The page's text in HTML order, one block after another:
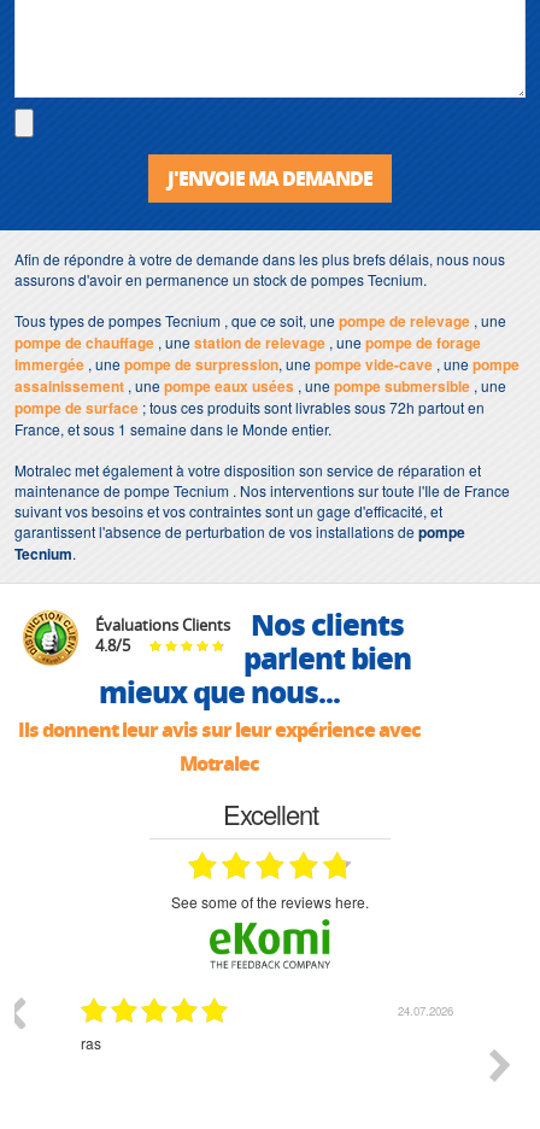
J'ENVOIE MA DEMANDE
Afin de répondre à votre de demande dans les plus brefs délais, nous nous
assurons d'avoir en permanence un stock de pompes Tecnium.
Tous types de pompes Tecnium , que ce soit, unepompe de relevage , une
pompe de chauffage , unestation de relevage , unepompe de forage
immergée , unepompe de surpression, unepompe vide-cave , unepompe
assainissement , unepompe eaux usées , unepompe submersible , une
pompe de surface ; tous ces produits sont livrables sous 72h partout en
France, et sous 1 semaine dans le Monde entier.
Motralec met également à votre disposition son service de réparation et
maintenance de pompe Tecnium . Nos interventions sur toute l'Ile de France
suivant vos besoins et vos contraintes sont un gage d'efficacité, et
garantissent l'absence de perturbation de vos installations depompe
Tecnium.
Évaluations Clients
4.8/5
Nos clients
parlent bien
mieux que nous...
Ils donnent leur avis sur leur expérience avec
Motralec
Excellent
see some of the reviews here.
24.07.2026
ras